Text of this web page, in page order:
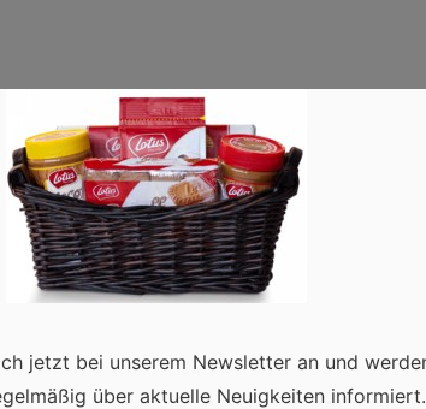
jetzt bei unserem Newsletter an und
über aktuelle Neuigkeiten informiert.